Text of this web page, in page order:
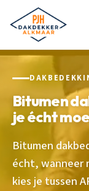
Bitumen
je écht
Bitumen
écht, wanneer
kies je tussen